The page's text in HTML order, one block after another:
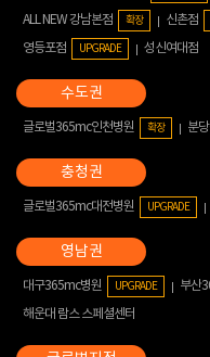
ALL NEW 강남본점 확장 신촌점
영등포점
UPGRADE 성신여대점
글로벌365mc인천병원 확장 분
글로벌365mc대전병원 UPGRADE
대구365mc병원 UPGRADE 부산
해운대 람스 스페셜센터